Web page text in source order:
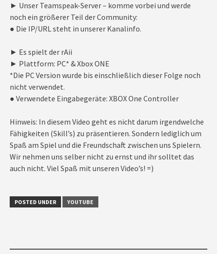
► Unser Teamspeak-Server – komme vorbei und werde
noch ein größerer Teil der Community:
● Die IP/URL steht in unserer Kanalinfo.
► Es spielt der rAii
► Plattform: PC* & Xbox ONE
*Die PC Version wurde bis einschließlich dieser Folge noch
nicht verwendet.
● Verwendete Eingabegeräte: XBOX One Controller
Hinweis: In diesem Video geht es nicht darum irgendwelche
Fähigkeiten (Skill’s) zu präsentieren. Sondern lediglich um
Spaß am Spiel und die Freundschaft zwischen uns Spielern.
Wir nehmen uns selber nicht zu ernst und ihr solltet das
auch nicht. Viel Spaß mit unseren Video’s! =)
POSTED UNDER YOUTUBE